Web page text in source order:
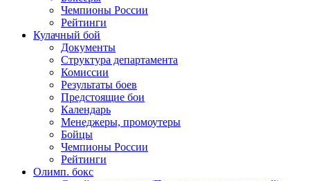
Чемпионы России
Рейтинги
Кулачный бой
Документы
Структура департамента
Комиссии
Результаты боев
Предстоящие бои
Календарь
Менеджеры, промоутеры
Бойцы
Чемпионы России
Рейтинги
Олимп. бокс